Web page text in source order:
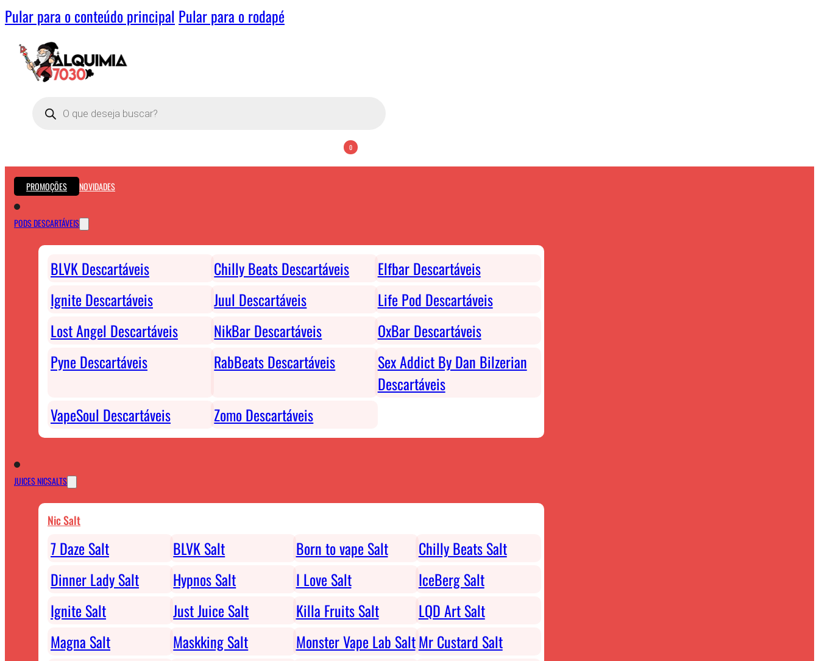
Pular para o conteúdo principal Pular para o rodapé
Pesquisar
produtos
0
PROMOÇÕES NOVIDADES
PODS DESCARTÁVEIS
BLVK Descartáveis Chilly Beats Descartáveis
Elfbar Descartáveis
Ignite Descartáveis
Juul Descartáveis
Life Pod Descartáveis
Lost Angel Descartáveis
NikBar Descartáveis
OxBar Descartáveis
Pyne Descartáveis
RabBeats Descartáveis
Sex Addict By Dan Bilzerian
Descartáveis
VapeSoul Descartáveis
Zomo Descartáveis
JUICES NICSALTS
Nic Salt
7 Daze Salt BLVK Salt Born to vape Salt
Chilly Beats Salt
Dinner Lady Salt
Hypnos Salt I Love Salt
IceBerg Salt
Ignite Salt
Just Juice Salt Killa Fruits Salt
LQD Art Salt
Magna Salt
Maskking Salt Monster Vape Lab SaltMr Custard Salt